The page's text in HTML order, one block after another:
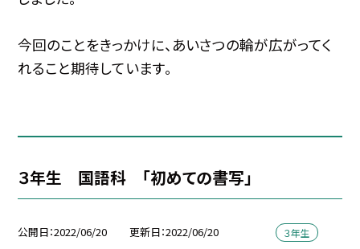
今回のことをきっかけに、あいさつの輪が広がってく
れること期待しています。
３年生 国語科 「初めての書写」
公開日 2022/06/20 更新日 2022/06/20 ３年生